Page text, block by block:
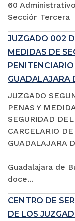
60
Sección Tercera
JUZGADO 002
MEDIDAS DE
GUADALAJARA
JUZGADO
PENAS Y
SEGURIDAD
CARCELARIO DE
GUADALAJARA
Guadalajara de
doce...
CENTRO DE
DE LOS